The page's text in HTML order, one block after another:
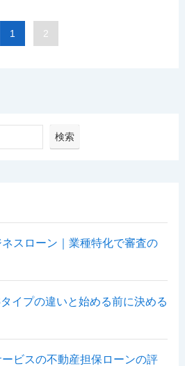
1 2
検索
スローン｜業種特化で審査の
イプの違いと始める前に決める
ビスの不動産担保ローンの評